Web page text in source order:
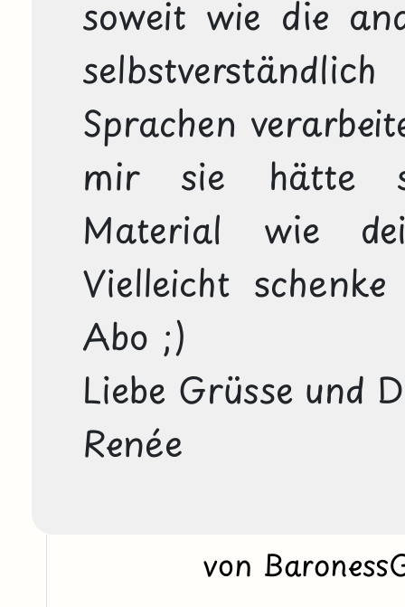
soweit wie die
Sprachen
mir sie hätte
Material wie
Vielleicht
Abo ;)
Liebe Grüsse und
Renée
von